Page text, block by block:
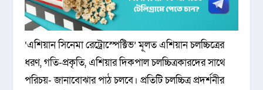
‘এশিয়ান সিনেমা রেট্রোস্পেক্টিভ’ মূলত এশিয়ান চলচ্চিত্রের
ধরণ, গতি-প্রকৃতি, এশিয়ার দিকপাল চলচ্চিত্রকারদের সাথে
পরিচয়- জানাবোঝার পাঠ চলবে। প্রতিটি চলচ্চিত্র প্রদর্শনীর